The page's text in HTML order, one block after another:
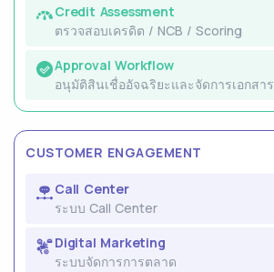
Credit Assessment
ตรวจสอบเครดิต / NCB / Scoring
Approval Workflow
อนุมัติสินเชื่ออัจฉริยะและจัดการเอกสาร
CUSTOMER ENGAGEMENT
Call Center
ระบบ Call Center
Digital Marketing
ระบบจัดการการตลาด